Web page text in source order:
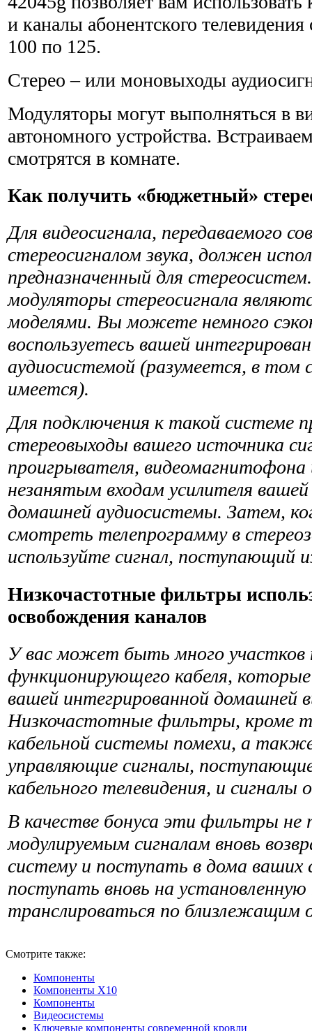
и каналы абонентского
100 по 125.
Стерео – или моновыходы
Модуляторы могут выполняться в
автономного устройства.
смотрятся в комнате.
Как получить «бюджетный»
Для видеосигнала, передаваемого
стереосигналом звука, должен
предназначенный для
модуляторы стереосигнала
моделями. Вы можете немного
воспользуетесь вашей
аудиосистемой (разумеется, в том
имеется).
Для подключения к такой системе
стереовыходы вашего источника
проигрывателя, видеомагнитофона
незанятым входам усилителя
домашней аудиосистемы. Затем,
смотреть теле­программу в
используйте сигнал, поступающий
Низкочастотные фильтры
освобождения каналов
У вас может быть много участков
функционирующего кабеля,
вашей интегрированной домашней
Низкочастотные фильтры, кроме
кабельной системы помехи, а
управляющие сигна­лы,
кабельного телевидения, и
В качестве бонуса эти фильтры
модулируемым сигналам вновь
систему и поступать в дома ваших
поступать вновь на
транслироваться по близлежащим
Смотрите также:
Компоненты
Компоненты Х10
Компоненты
Видеосистемы
Ключевые компоненты современной кровли